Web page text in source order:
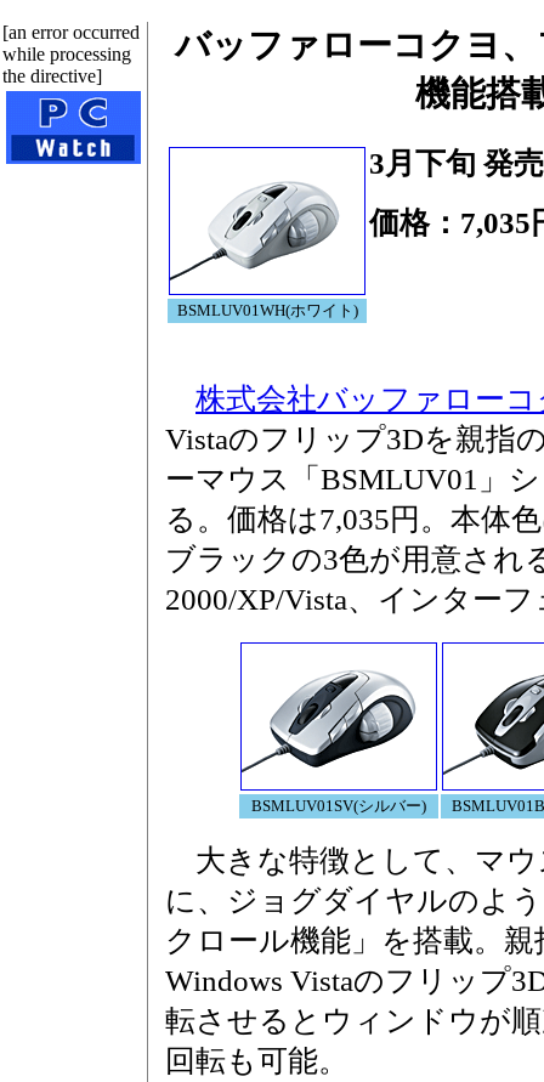
[an error occurred
while processing
the directive]
バッファローコクヨ
機能搭
BSMLUV01WH(ホワイト)
3月下旬 発売
価格：7,035
株式会社バッファロー
Vistaのフリップ3Dを親指
ーマウス「BSMLUV01」
る。価格は7,035円。本体
ブラックの3色が用意され
2000/XP/Vista、インター
BSMLUV01SV(シルバー)
大きな特徴として、マウ
に、ジョグダイヤルのよ
クロール機能」を搭載。
Windows Vistaのフリップ
転させるとウィンドウが
回転も可能。